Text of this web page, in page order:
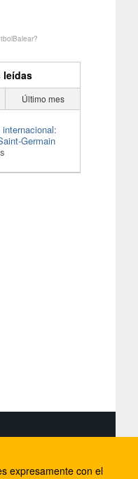
leídas
Último mes
Germain
expresamente con el